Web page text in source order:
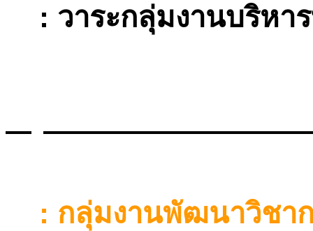
: วาระกลุ่มงานบริหา
: กลุ่มงานพัฒนาวิชา